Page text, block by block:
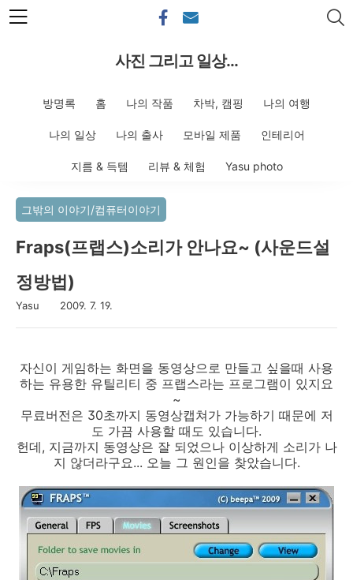
본문 바로가기
사진 그리고 일상...
방명록 홈 나의 작품 차박, 캠핑 나의 여행
나의 일상 나의 출사 모바일 제품 인테리어
지름 & 득템 리뷰 & 체험 Yasu photo
그밖의 이야기/컴퓨터이야기
Fraps(프랩스)소리가 안나요~ (사운드설
정방법)
Yasu 2009. 7. 19.
자신이 게임하는 화면을 동영상으로 만들고 싶을때 사용
하는 유용한 유틸리티 중 프랩스라는 프로그램이 있지요
~
무료버전은 30초까지 동영상캡쳐가 가능하기 때문에 저
도 가끔 사용할 때도 있습니다.
헌데, 지금까지 동영상은 잘 되었으나 이상하게 소리가 나
지 않더라구요... 오늘 그 원인을 찾았습니다.